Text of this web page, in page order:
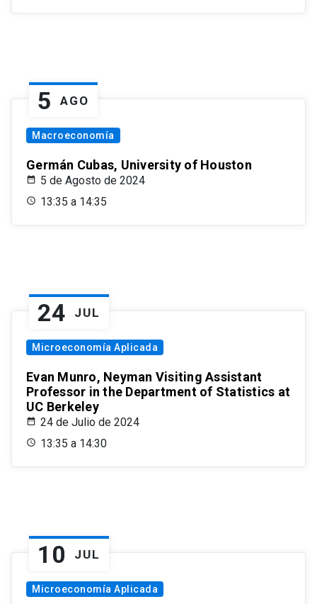
5 AGO
Macroeconomía
Germán Cubas, University of Houston
5 de Agosto de 2024
13:35 a 14:35
24 JUL
Microeconomía Aplicada
Evan Munro, Neyman Visiting Assistant
Professor in the Department of Statistics at
UC Berkeley
24 de Julio de 2024
13:35 a 14:30
10 JUL
Microeconomía Aplicada